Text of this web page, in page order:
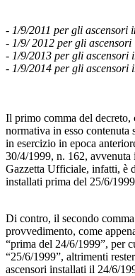
- 1/9/2011 per gli ascensori
- 1/9/ 2012 per gli
- 1/9/2013 per gli ascensori
- 1/9/2014 per gli ascensori
Il primo comma del decreto,
normativa in esso
in esercizio in epoca
30/4/1999, n. 162,
Gazzetta Ufficiale, infatti, è
installati prima del 25/6/
Di contro, il secondo
provvedimento, come
“prima del 24/6/1999”, per
“25/6/1999”, altrimenti
ascensori installati il 24/6/